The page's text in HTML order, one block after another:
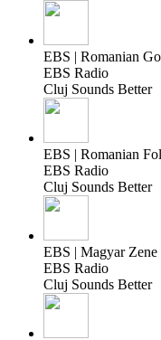
EBS | Romanian
EBS Radio
Cluj Sounds Better
EBS | Romanian
EBS Radio
Cluj Sounds Better
EBS | Magyar Zene
EBS Radio
Cluj Sounds Better